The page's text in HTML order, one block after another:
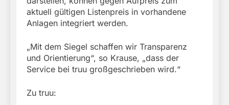
aktuell gültigen Listenpreis in vorhandene
Anlagen integriert werden.
„Mit dem Siegel schaffen wir Transparenz
und Orientierung“, so Krause, „dass der
Service bei truu großgeschrieben wird.“
Zu truu: